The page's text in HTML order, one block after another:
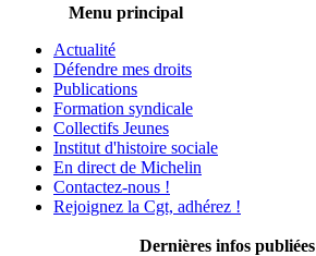
Menu principal
Actualité
Défendre mes droits
Publications
Formation syndicale
Collectifs Jeunes
Institut d'histoire sociale
En direct de Michelin
Contactez-nous !
Rejoignez la Cgt, adhérez !
Dernières infos publiées